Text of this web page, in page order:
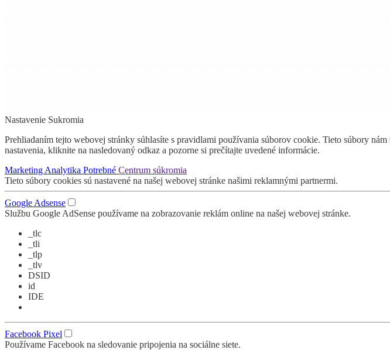
Nastavenie Sukromia
Prehliadaním tejto webovej stránky súhlasíte s pravidlami používania súborov cookie. Tieto súbory
nastavenia, kliknite na nasledovaný odkaz a pozorne si prečítajte uvedené informácie.
Marketing Analytika Potrebné Centrum súkromia
Tieto súbory cookies sú nastavené na našej webovej stránke našimi reklamnými partnermi.
Google Adsense
Službu Google AdSense používame na zobrazovanie reklám online na našej webovej stránke.
_tlc
_tli
_tlp
_tlv
DSID
id
IDE
Facebook Pixel
Používame Facebook na sledovanie pripojenia na sociálne siete.